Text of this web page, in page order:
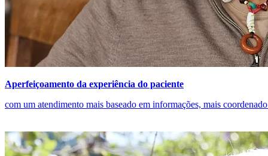
Aperfeiçoamento da experiência do paciente
com um atendimento mais baseado em informações, mais